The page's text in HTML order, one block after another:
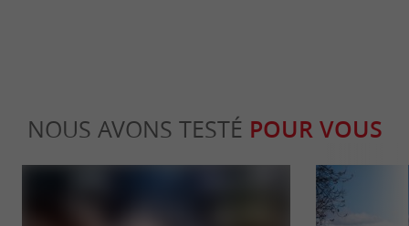
NOUS AVONS TESTÉ POUR VOUS